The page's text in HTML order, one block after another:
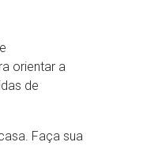
orientar a
de
Faça sua